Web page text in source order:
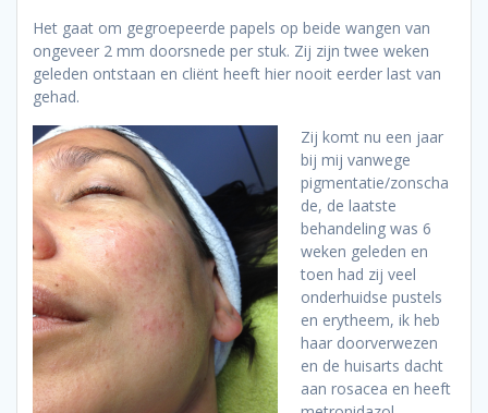
Het gaat om gegroepeerde papels op beide wangen van
ongeveer 2 mm doorsnede per stuk. Zij zijn twee weken
geleden ontstaan en cliënt heeft hier nooit eerder last van
gehad.
Zij komt nu een jaar
bij mij vanwege
pigmentatie/zonscha
de, de laatste
behandeling was 6
weken geleden en
toen had zij veel
onderhuidse pustels
en erytheem, ik heb
haar doorverwezen
en de huisarts dacht
aan rosacea en heeft